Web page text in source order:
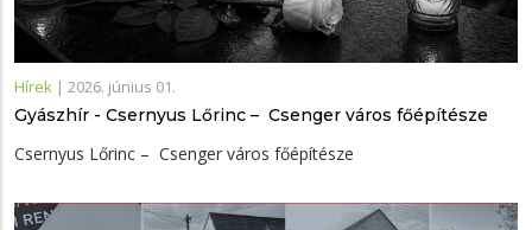
Hírek | 2026. június 01.
Gyászhír - Csernyus Lőrinc – Csenger város főépítésze
Csernyus Lőrinc – Csenger város főépítésze